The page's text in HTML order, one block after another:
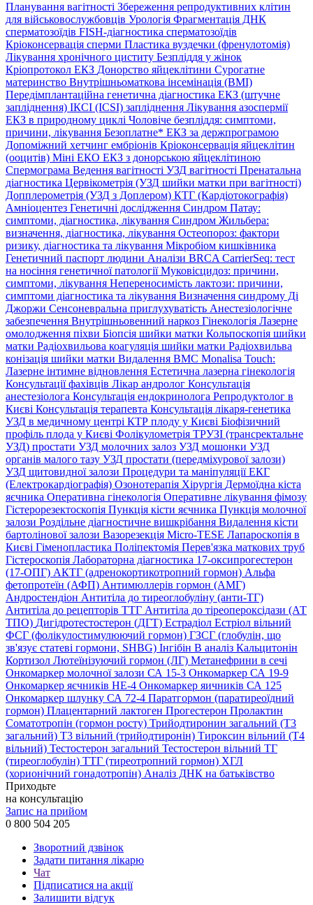
Планування вагітності Збереження репродуктивних клітин
для військовослужбовців Урологія Фрагментація ДНК
сперматозоїдів FISH-діагностика сперматозоїдів
Кріоконсервація сперми Пластика вуздечки (френулотомія)
Лікування хронічного циститу Безпліддя у жінок
Кріопротокол ЕКЗ Донорство яйцеклітини Сурогатне
материнство Внутрішньоматкова інсемінація (ВМІ)
Передімплантаційна генетична діагностика ЕКЗ (штучне
запліднення) ІКСІ (ICSI) запліднення Лікування азоспермії
ЕКЗ в природному циклі Чоловіче безпліддя: симптоми,
причини, лікування Безоплатне* ЕКЗ за держпрограмою
Допоміжний хетчинг ембріонів Кріоконсервація яйцеклітин
(ооцитів) Міні ЕКО ЕКЗ з донорською яйцеклітиною
Спермограма Ведення вагітності УЗД вагітності Пренатальна
діагностика Цервікометрія (УЗД шийки матки при вагітності)
Допплерометрія (УЗД з Доплером) КТГ (Кардіотокографія)
Амніоцентез Генетичні дослідження Синдром Патау:
симптоми, дiагностика, лiкування Синдром Жильбера:
визначення, діагностика, лікування Остеопороз: фактори
ризику, діагностика та лікування Мікробіом кишківника
Генетичний паспорт людини Аналізи BRCA CarrierSeq: тест
на носіння генетичної патологіїМуковісцидоз: причини,
симптоми, лікування Непереносимість лактози: причини,
симптоми діагностика та лікування Визначення синдрому Ді
Джоржи Сенсоневральна приглухуватість Анестезіологічне
забезпечення Внутрішньовенний наркоз Гінекологія Лазерне
омолодження піхви Біопсія шийки матки Кольпоскопія шийки
матки Радіохвильова коагуляція шийки матки Радіохвильва
конізація шийки матки Видалення ВМС Monalisa Touch:
Лазерне інтимне відновлення Естетична лазерна гінекологія
Консультації фахівців Лікар андролог Консультація
анестезіолога Консультація ендокринолога Репродуктолог в
Києві Консультація терапевта Консультація лікаря-генетика
УЗД в медичному центрі КТР плоду у Києві Біофізичний
профіль плода у Києві Фолікулометрія ТРУЗІ (трансректальне
УЗД) простати УЗД молочних залоз УЗД мошонки УЗД
органів малого тазу УЗД простати (передміхурової залози)
УЗД щитовидної залози Процедури та маніпуляціїЕКГ
(Електрокардіографія) Озонотерапія Хірургія Дермоїдна кіста
яєчника Оперативна гінекологія Оперативне лікування фімозу
Гістерорезектоскопія Пункція кісти яєчника Пункція молочної
залози Роздільне діагностичне вишкрібання Видалення кісти
бартолінової залози Вазорезекція Micro-TESE Лапароскопія в
Києві Гіменопластика Поліпектомія Перев'язка маткових труб
Гістероскопія Лабораторна діагностика 17-оксипрогестерон
(17-ОПГ) АКТГ (адренокортикотропний гормон) Альфа
фетопротеїн (АФП) Антимюллерів гормон (АМГ)
Андростендіон Антитіла до тиреоглобуліну (анти-ТГ)
Антитіла до рецепторів ТТГ Антитіла до тіреопероксідази (АТ
ТПО) Дигідротестостерон (ДГТ) Естрадіол Естріол вільний
ФСГ (фолікулостимулюючий гормон) ГЗСГ (глобулін, що
зв'язує статеві гормони, SHBG) Інгібін B аналіз Кальцитонін
Кортизол Лютеїнізуючий гормон (ЛГ) Метанефрини в сечі
Онкомаркер молочної залози СА 15-3 Онкомаркер СА 19-9
Онкомаркер яєчників НЕ-4 Онкомаркер яичників СА 125
Онкомаркер шлунку СА 72-4 Паратгормон (паратиреоїдний
гормон) Плацентарний лактоген Прогестерон Пролактин
Соматотропін (гормон росту) Трийодтиронин загальний (Т3
загальний) Т3 вільний (трийодтиронін) Тироксин вільний (Т4
вільний) Тестостерон загальний Тестостерон вільний ТГ
(тиреоглобулін) ТТГ (тиреотропний гормон) ХГЛ
(хорионічний гонадотропін) Аналіз ДНК на батьківство
Приходьте
на консультацію
Запис на прийом
0 800 504 205
Зворотний дзвінок
Задати питання лікарю
Чат
Підписатися на акції
Залишити відгук